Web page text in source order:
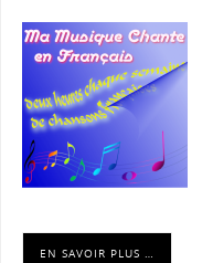
EN SAVOIR PLUS …